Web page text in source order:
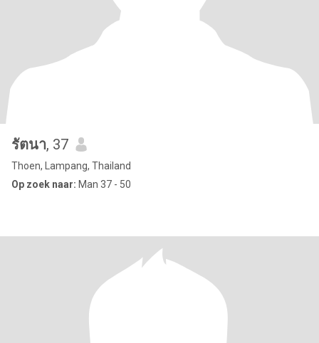
รัตนา, 37
Thoen, Lampang, Thailand
Op zoek naar: Man 37 - 50